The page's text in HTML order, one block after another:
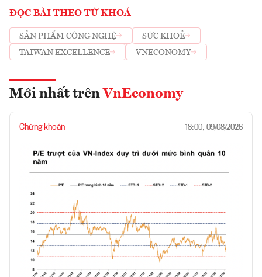
ĐỌC BÀI THEO TỪ KHOÁ
SẢN PHẨM CÔNG NGHỆ
SỨC KHOẺ
TAIWAN EXCELLENCE
VNECONOMY
Mới nhất trên VnEconomy
Chứng khoán 18:00, 09/08/2026